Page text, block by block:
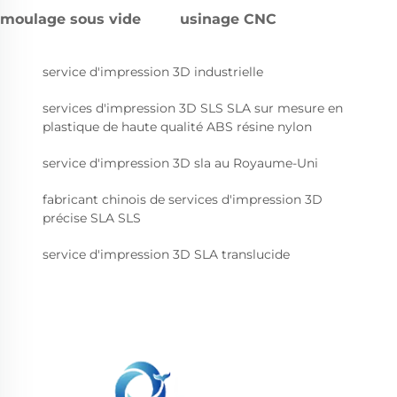
moulage sous vide usinage CNC
service d'impression 3D industrielle
services d'impression 3D SLS SLA sur mesure en
plastique de haute qualité ABS résine nylon
service d'impression 3D sla au Royaume-Uni
fabricant chinois de services d'impression 3D
précise SLA SLS
service d'impression 3D SLA translucide